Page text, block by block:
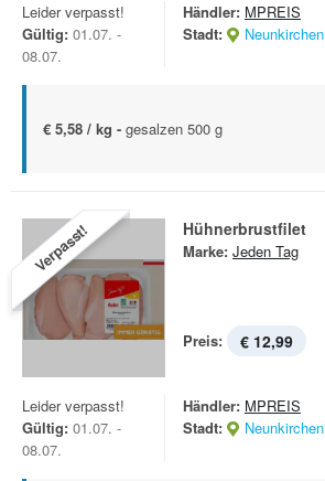
Leider verpasst!
Gültig: 01.07. -
08.07.
Händler: MPREIS
Stadt:
Neunkirchen
€ 5,58 / kg - gesalzen 500 g
Verpasst! Hühnerbrustfilet
Marke: Jeden Tag
Preis: € 12,99
Leider verpasst!
Gültig: 01.07. -
08.07.
Händler: MPREIS
Stadt:
Neunkirchen